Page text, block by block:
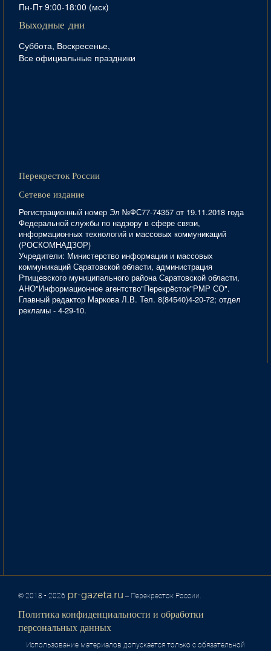
Пн-Пт 9:00-18:00 (мск)
Выходные дни
Суббота, Воскресенье,
Все официальные праздники
Перекресток России
Сетевое издание
Регистрационный номер Эл №ФС77-74357 от 19.11.2018 года
Федеральной службы по надзору в сфере связи,
информационных технологий и массовых коммуникаций
(РОСКОМНАДЗОР)
Учредители: Министерство информации и массовых
коммуникаций Саратовской области, администрация
Ртищевского муниципального района Саратовской области,
АНО"Информационное агентство"Перекрёсток"РМР СО".
Главный редактор Маркова Л.В. Тел. 8(84540)4-20-72; отдел
рекламы - 4-29-10.
© 2018 - 2026 pr-gazeta.ru – Перекресток России.
Политика конфиденциальности и обработки
персональных данных
Использование материалов допускается только с обязательной